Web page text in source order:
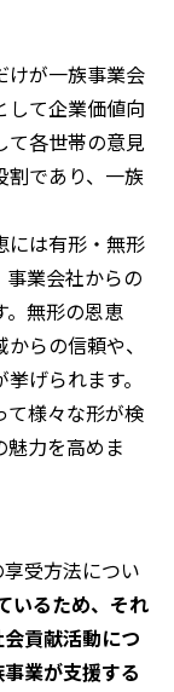
けが一族事業会
して企業価値向
て各世帯の意見
割であり、一族
には有形・無形
業会社からの
。無形の恩恵
らの信頼や、
げられます。
て様々な形が検
力を高めま
受方法につい
いるため、それ
貢献活動につ
業が支援する